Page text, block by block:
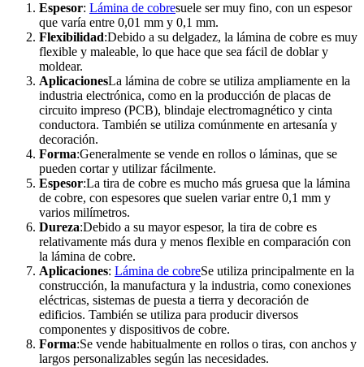
Espesor: Lámina de cobresuele ser muy fino, con un espesor
que varía entre 0,01 mm y 0,1 mm.
Flexibilidad:Debido a su delgadez, la lámina de cobre es muy
flexible y maleable, lo que hace que sea fácil de doblar y
moldear.
AplicacionesLa lámina de cobre se utiliza ampliamente en la
industria electrónica, como en la producción de placas de
circuito impreso (PCB), blindaje electromagnético y cinta
conductora. También se utiliza comúnmente en artesanía y
decoración.
Forma:Generalmente se vende en rollos o láminas, que se
pueden cortar y utilizar fácilmente.
Espesor:La tira de cobre es mucho más gruesa que la lámina
de cobre, con espesores que suelen variar entre 0,1 mm y
varios milímetros.
Dureza:Debido a su mayor espesor, la tira de cobre es
relativamente más dura y menos flexible en comparación con
la lámina de cobre.
Aplicaciones: Lámina de cobreSe utiliza principalmente en la
construcción, la manufactura y la industria, como conexiones
eléctricas, sistemas de puesta a tierra y decoración de
edificios. También se utiliza para producir diversos
componentes y dispositivos de cobre.
Forma:Se vende habitualmente en rollos o tiras, con anchos y
largos personalizables según las necesidades.